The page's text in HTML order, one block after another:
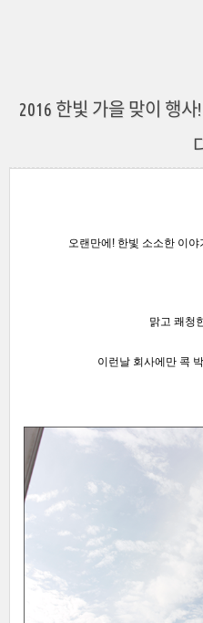
2016 한빛 가을 맞이 행
오랜만에! 한빛 소소한 이
맑고 쾌청
이런날 회사에만 콕